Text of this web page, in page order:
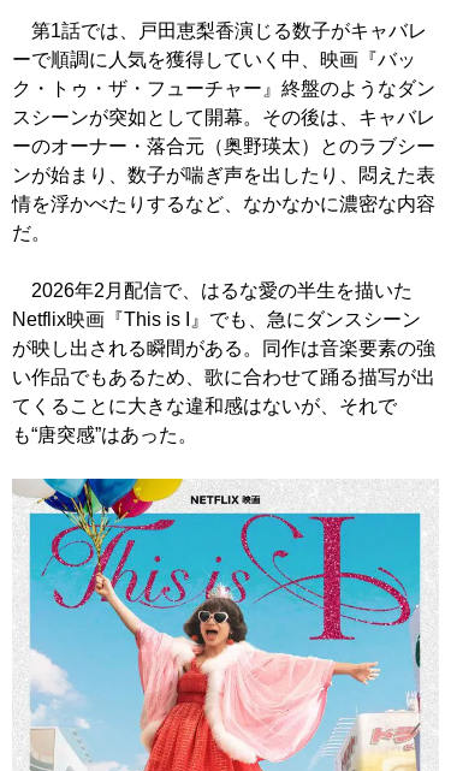
第1話では、戸田恵梨香演じる数子がキャバレ
ーで順調に人気を獲得していく中、映画『バッ
ク・トゥ・ザ・フューチャー』終盤のようなダン
スシーンが突如として開幕。その後は、キャバレ
ーのオーナー・落合元（奥野瑛太）とのラブシー
ンが始まり、数子が喘ぎ声を出したり、悶えた表
情を浮かべたりするなど、なかなかに濃密な内容
だ。
2026年2月配信で、はるな愛の半生を描いた
Netflix映画『This is I』でも、急にダンスシーン
が映し出される瞬間がある。同作は音楽要素の強
い作品でもあるため、歌に合わせて踊る描写が出
てくることに大きな違和感はないが、それで
も“唐突感”はあった。